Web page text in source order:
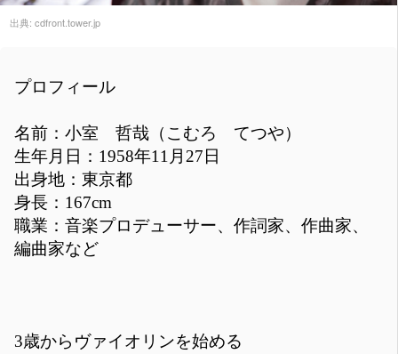
出典: cdfront.tower.jp
プロフィール
名前：小室 哲哉（こむろ てつや）
生年月日：1958年11月27日
出身地：東京都
身長：167cm
職業：音楽プロデューサー、作詞家、作曲家、
編曲家など
3歳からヴァイオリンを始める